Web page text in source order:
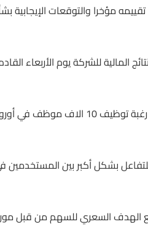
المالية للشركة يوم الأربعاء
في أوروبا خلال 5 أعوام
بشكل أكبر بين
السعري للسهم من قبل مورجان